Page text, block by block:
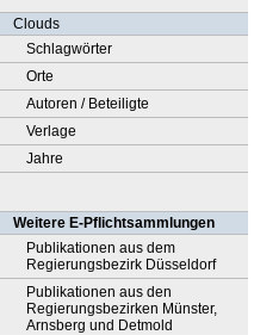
Clouds
Schlagwörter
Orte
Autoren / Beteiligte
Verlage
Jahre
Weitere E-Pflichtsammlungen
Publikationen aus dem
Regierungsbezirk Düsseldorf
Publikationen aus den
Regierungsbezirken Münster,
Arnsberg und Detmold